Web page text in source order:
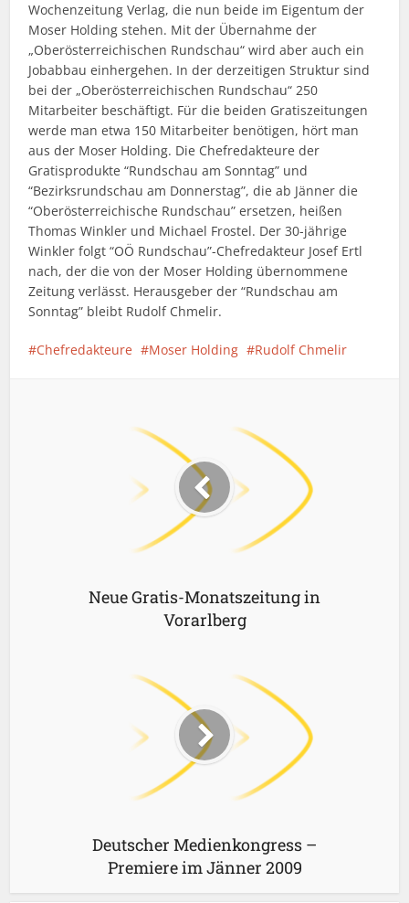
Wochenzeitung Verlag, die nun beide im Eigentum der
Moser Holding stehen. Mit der Übernahme der
„Oberösterreichischen Rundschau“ wird aber auch ein
Jobabbau einhergehen. In der derzeitigen Struktur sind
bei der „Oberösterreichischen Rundschau“ 250
Mitarbeiter beschäftigt. Für die beiden Gratiszeitungen
werde man etwa 150 Mitarbeiter benötigen, hört man
aus der Moser Holding. Die Chefredakteure der
Gratisprodukte “Rundschau am Sonntag” und
“Bezirksrundschau am Donnerstag”, die ab Jänner die
“Oberösterreichische Rundschau” ersetzen, heißen
Thomas Winkler und Michael Frostel. Der 30-jährige
Winkler folgt “OÖ Rundschau”-Chefredakteur Josef Ertl
nach, der die von der Moser Holding übernommene
Zeitung verlässt. Herausgeber der “Rundschau am
Sonntag” bleibt Rudolf Chmelir.
Chefredakteure Moser Holding Rudolf Chmelir
Neue Gratis-Monatszeitung in
Vorarlberg
Deutscher Medienkongress –
Premiere im Jänner 2009